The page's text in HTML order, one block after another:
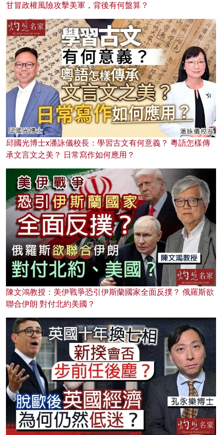
甘冒政權風險攻擊美軍，背後有何盤算？
邱國光博士x潘詠儀校長：學習古文有何意義？ 粵語怎樣傳
承文言文之美？ 日常寫作如何應用？
陳文鴻教授：美伊戰爭恐引伊斯蘭國家全面反撲？ 俄羅斯欲
聯合伊朗 對付北約美國？